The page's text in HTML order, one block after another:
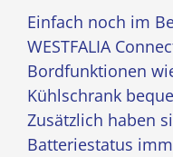
Einfach noch im
WESTFALIA
Bordfunktionen
Kühlschrank
Zusätzlich haben
Batteriestatus